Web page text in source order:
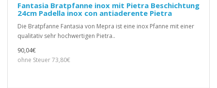
Fantasia Bratpfanne inox mit Pietra Beschichtung
24cm Padella inox con antiaderente Pietra
Die Bratpfanne Fantasia von Mepra ist eine inox Pfanne mit einer
qualitativ sehr hochwertigen Pietra..
90,04€
ohne Steuer 73,80€